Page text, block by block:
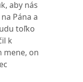
aby nás
Pána a
toľko
k
mene, on